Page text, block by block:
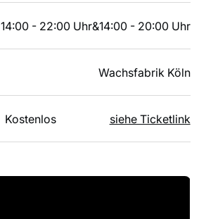
14:00 - 22:00 Uhr&14:00 - 20:00 Uhr
Wachsfabrik Köln
Kostenlos siehe Ticketlink